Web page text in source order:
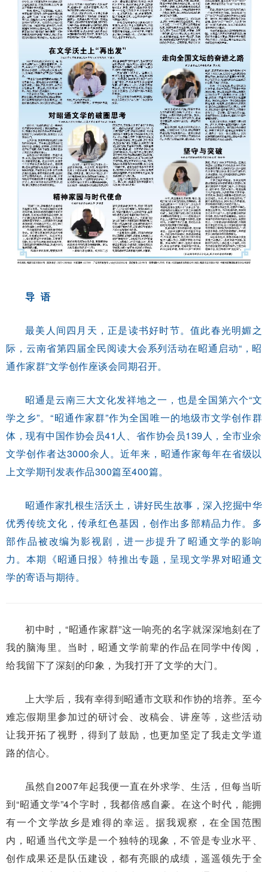
导 语
最美人间四月天，正是读书好时节。值此春光明媚之
际，云南省第四届全民阅读大会系列活动在昭通启动“，昭
通作家群”文学创作座谈会同期召开。
昭通是云南三大文化发祥地之一，也是全国第六个“文
学之乡”。“昭通作家群”作为全国唯一的地级市文学创作群
体，现有中国作协会员41人、省作协会员139人，全市业余
文学创作者达3000余人。近年来，昭通作家每年在省级以
上文学期刊发表作品300篇至400篇。
昭通作家扎根生活沃土，讲好民生故事，深入挖掘中华
优秀传统文化，传承红色基因，创作出多部精品力作。多
部作品被改编为影视剧，进一步提升了昭通文学的影响
力。本期《昭通日报》特推出专题，呈现文学界对昭通文
学的寄语与期待。
初中时，“昭通作家群”这一响亮的名字就深深地刻在了
我的脑海里。当时，昭通文学前辈的作品在同学中传阅，
给我留下了深刻的印象，为我打开了文学的大门。
上大学后，我有幸得到昭通市文联和作协的培养。至今
难忘假期里参加过的研讨会、改稿会、讲座等，这些活动
让我开拓了视野，得到了鼓励，也更加坚定了我走文学道
路的信心。
虽然自2007年起我便一直在外求学、生活，但每当听
到“昭通文学”4个字时，我都倍感自豪。在这个时代，能拥
有一个文学故乡是难得的幸运。据我观察，在全国范围
内，昭通当代文学是一个独特的现象，不管是专业水平、
创作成果还是队伍建设，都有亮眼的成绩，遥遥领先于全